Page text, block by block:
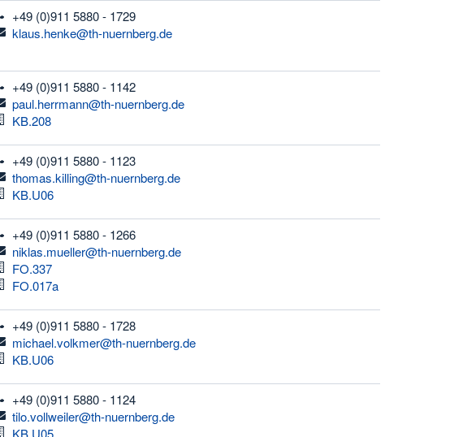
telefon
+49 (0)911 5880 - 1729
email
klaus.henke@th-nuernberg.de
telefon
+49 (0)911 5880 - 1142
email
paul.herrmann@th-nuernberg.de
Raum
KB.208
telefon
+49 (0)911 5880 - 1123
email
thomas.killing@th-nuernberg.de
Raum
KB.U06
telefon
+49 (0)911 5880 - 1266
email
niklas.mueller@th-nuernberg.de
Raum
FO.337
Raum
FO.017a
telefon
+49 (0)911 5880 - 1728
email
michael.volkmer@th-nuernberg.de
Raum
KB.U06
telefon
+49 (0)911 5880 - 1124
email
tilo.vollweiler@th-nuernberg.de
Raum
KB.U05